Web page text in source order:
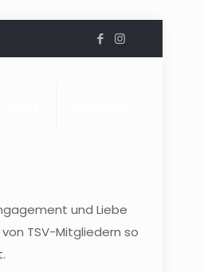
und Liebe
TSV-Mitgliedern so